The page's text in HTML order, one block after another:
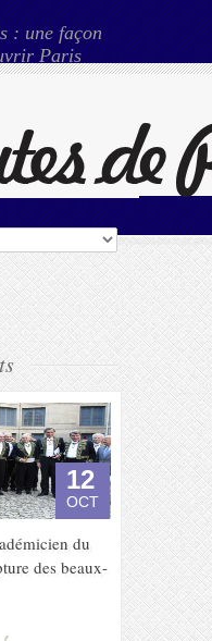
: une façon
Paris
12
OCT
du
des beaux-